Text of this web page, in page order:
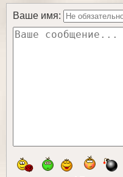
Ваше имя: